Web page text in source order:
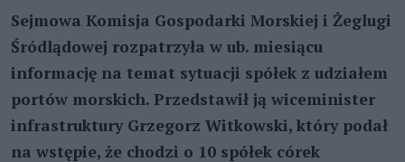
Sejmowa Komisja Gospodarki Morskiej i Żeglugi
Śródlądowej rozpatrzyła w ub. miesiącu
informację na temat sytuacji spółek z udziałem
portów morskich. Przedstawił ją wiceminister
infrastruktury Grzegorz Witkowski, który podał
na wstępie, że chodzi o 10 spółek córek